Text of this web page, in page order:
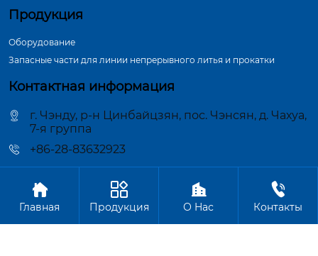
Продукция
Оборудование
Запасные части для линии непрерывного литья и прокатки
Контактная информация
г. Чэнду, р-н Цинбайцзян, пос. Чэнсян, д. Чахуа,
7-я группа
+86-28-83632923
Авторское право©ООО Чэнду Цзиньчжун Машиностроение

Главная

Продукция

О Hас

Контакты